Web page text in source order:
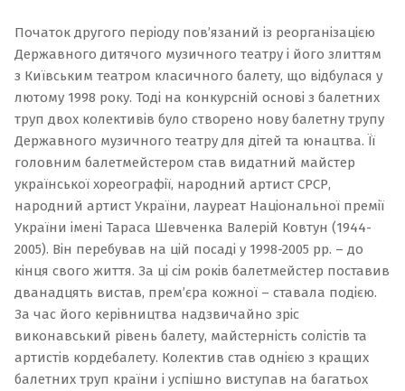
Початок другого періоду пов’язаний із реорганізацією
Державного дитячого музичного театру і його злиттям
з Київським театром класичного балету, що відбулася у
лютому 1998 року. Тоді на конкурсній основі з балетних
труп двох колективів було створено нову балетну трупу
Державного музичного театру для дітей та юнацтва. Її
головним балетмейстером став видатний майстер
української хореографії, народний артист СРСР,
народний артист України, лауреат Національної премії
України імені Тараса Шевченка Валерій Ковтун (1944-
2005). Він перебував на цій посаді у 1998-2005 рр. – до
кінця свого життя. За ці сім років балетмейстер поставив
дванадцять вистав, прем’єра кожної – ставала подією.
За час його керівництва надзвичайно зріс
виконавський рівень балету, майстерність солістів та
артистів кордебалету. Колектив став однією з кращих
балетних труп країни і успішно виступав на багатьох